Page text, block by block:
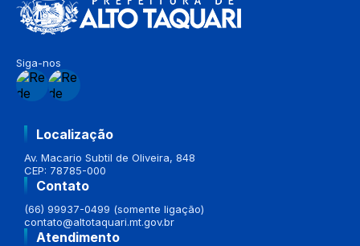
Siga-nos
Localização
Av. Macario Subtil de Oliveira, 848
CEP: 78785-000
Contato
(66) 99937-0499 (somente ligação)
contato@altotaquari.mt.gov.br
Atendimento